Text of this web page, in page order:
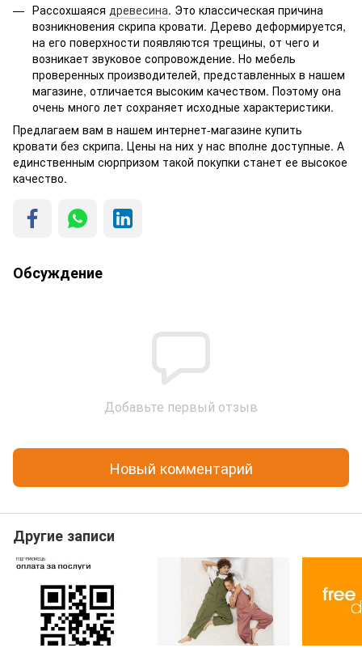
Рассохшаяся древесина. Это классическая причина
возникновения скрипа кровати. Дерево деформируется,
на его поверхности появляются трещины, от чего и
возникает звуковое сопровождение. Но мебель
проверенных производителей, представленных в нашем
магазине, отличается высоким качеством. Поэтому она
очень много лет сохраняет исходные характеристики.
Предлагаем вам в нашем интернет-магазине купить
кровати без скрипа. Цены на них у нас вполне доступные. А
единственным сюрпризом такой покупки станет ее высокое
качество.
Обсуждение
Добавьте первый отзыв
Новый комментарий
Другие записи